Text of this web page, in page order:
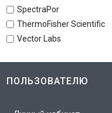
SpectraPor
ThermoFisher Scientific
Vector Labs
ПОЛЬЗОВАТЕЛЮ